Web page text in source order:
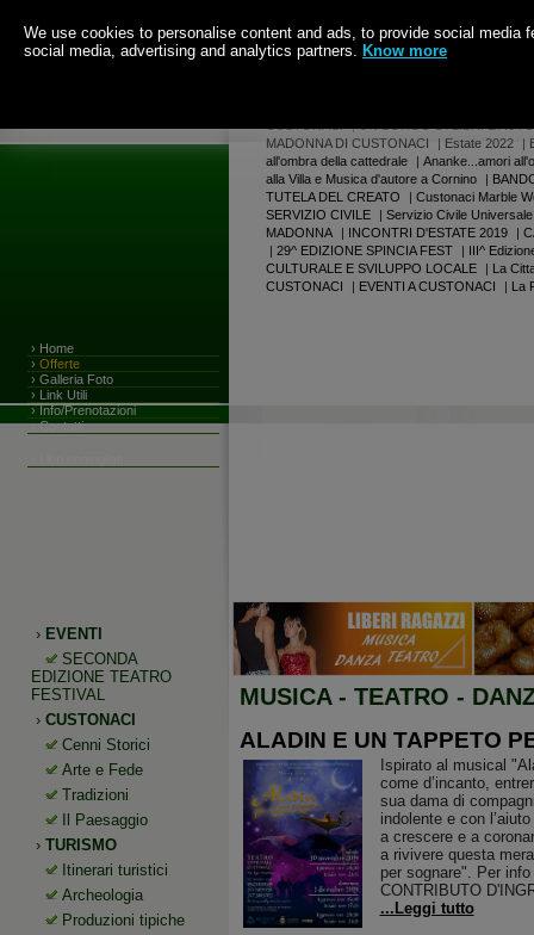
Ore 4:14.46 di Venerdi
MADONNA DI CUSTONACI
Estate 2022
all'ombra della cattedrale
Ananke...amori
alla Villa e Musica d'autore a Cornino
TUTELA DEL CREATO
Custonaci Marble
SERVIZIO CIVILE
Servizio Civile
MADONNA
INCONTRI D'ESTATE 2019
29^ EDIZIONE SPINCIA FEST
III^
CULTURALE E SVILUPPO LOCALE
La
CUSTONACI
EVENTI A CUSTONACI La
› Home
› Offerte
› Galleria Foto
› Link Utili
›Info/Prenotazioni
›Contatti
› EVENTI
SECONDA
EDIZIONE TEATRO
FESTIVAL
› CUSTONACI
Cenni Storici
Arte e Fede
Tradizioni
Il Paesaggio
› TURISMO
Itinerari turistici
Archeologia
Produzioni tipiche
MUSICA - TEATRO -
ALADIN E UN TAPPETO
Ispirato al musical
come d’incanto,
sua dama di
indolente e con
a crescere e a
a rivivere questa
per sognare". Per
CONTRIBUTO
...Leggi tutto
We use cookies to personalise content and ads, to provide social
social media, advertising and analytics partners. Know more